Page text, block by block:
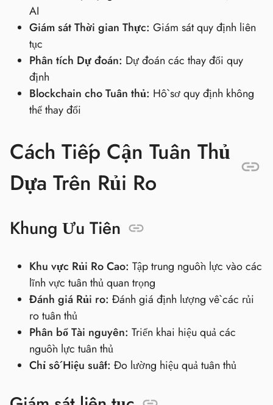
AI
Giám sát Thời gian Thực: Giám sát quy định liên
tục
Phân tích Dự đoán: Dự đoán các thay đổi quy
định
Blockchain cho Tuân thủ: Hồ sơ quy định không
thể thay đổi
Cách Tiếp Cận Tuân Thủ
Dựa Trên Rủi Ro
Khung Ưu Tiên
Khu vực Rủi Ro Cao: Tập trung nguồn lực vào các
lĩnh vực tuân thủ quan trọng
Đánh giá Rủi ro: Đánh giá định lượng về các rủi
ro tuân thủ
Phân bổ Tài nguyên: Triển khai hiệu quả các
nguồn lực tuân thủ
Chỉ số Hiệu suất: Đo lường hiệu quả tuân thủ